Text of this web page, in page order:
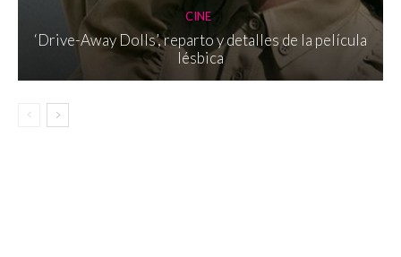
CINE
‘Drive-Away Dolls’, reparto y detalles de la película
lésbica